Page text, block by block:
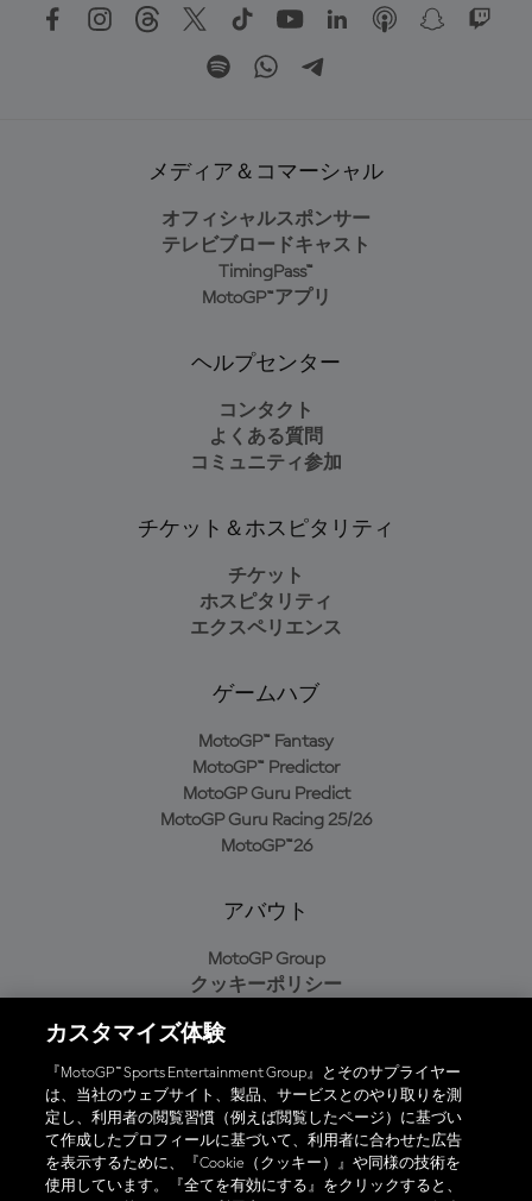
メディア＆コマーシャル
オフィシャルスポンサー
テレビブロードキャスト
TimingPass™
MotoGP™アプリ
ヘルプセンター
コンタクト
よくある質問
コミュニティ参加
チケット＆ホスピタリティ
チケット
ホスピタリティ
エクスペリエンス
ゲームハブ
MotoGP™ Fantasy
MotoGP™ Predictor
MotoGP Guru Predict
MotoGP Guru Racing 25/26
MotoGP™26
アバウト
MotoGP Group
クッキーポリシー
プライバシーポリシー
購入ポリシー
オフィシャルアプリ
カスタマイズ体験
『MotoGP™ Sports Entertainment Group』とそのサプライヤー
は、当社のウェブサイト、製品、サービスとのやり取りを測
定し、利用者の閲覧習慣（例えば閲覧したページ）に基づい
て作成したプロフィールに基づいて、利用者に合わせた広告
を表示するために、『Cookie（クッキー）』や同様の技術を
使用しています。『全てを有効にする』をクリックすると、